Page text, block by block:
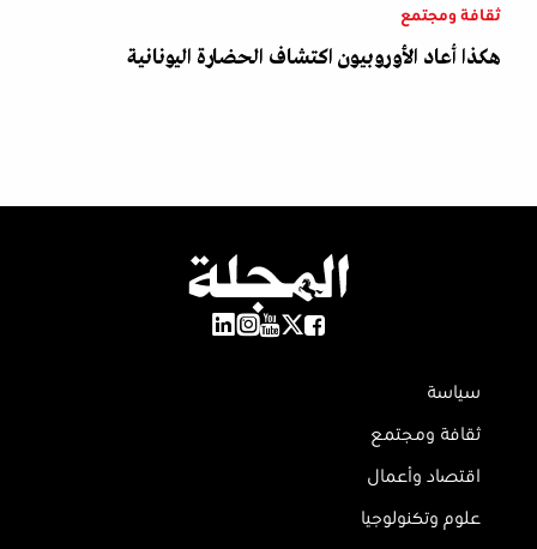
ثقافة ومجتمع
هكذا أعاد الأوروبيون اكتشاف الحضارة اليونانية
سياسة
ثقافة ومجتمع
اقتصاد وأعمال
علوم وتكنولوجيا